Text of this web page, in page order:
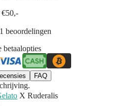
€50,-
beoordelingen
betaalopties
FAQ
X Ruderalis